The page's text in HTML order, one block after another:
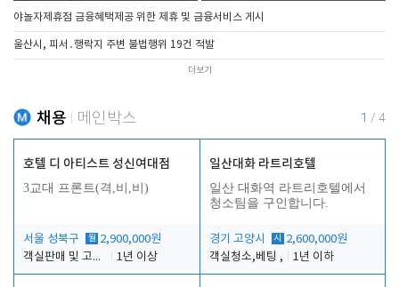
야놀자제휴점 금융혜택제공 위한 제휴 및 금융서비스 게시
울산시, 피서․행락지 주변 불법행위 19건 적발
더보기
채용 메인박스 1 / 4
호텔 디 아티스트 성신여대점
3교대 프론트(격,비,비)
서울 성북구 월 2,900,000원
객실판매 및 고객응대
1년 이상
일산대화 라트리호텔
일산 대화역 라트리호텔에서
청소팀을 구인합니다.
경기 고양시 시
2,600,000원
객실청소,베팅 ,
1년 이하